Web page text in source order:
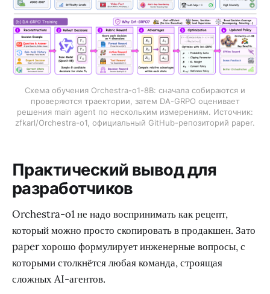
Схема обучения Orchestra-o1-8B: сначала собираются и
проверяются траектории, затем DA-GRPO оценивает
решения main agent по нескольким измерениям. Источник:
zfkarl/Orchestra-o1, официальный GitHub-репозиторий paper.
Практический вывод для
разработчиков
Orchestra-o1 не надо воспринимать как рецепт,
который можно просто скопировать в продакшен. Зато
paper хорошо формулирует инженерные вопросы, с
которыми столкнётся любая команда, строящая
сложных AI-агентов.